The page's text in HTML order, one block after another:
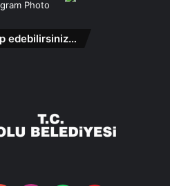
edebilirsiniz…